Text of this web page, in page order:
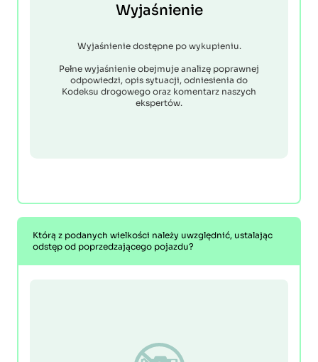
Wyjaśnienie
Wyjaśnienie dostępne po wykupieniu.
Pełne wyjaśnienie obejmuje analizę poprawnej
odpowiedzi, opis sytuacji, odniesienia do
Kodeksu drogowego oraz komentarz naszych
ekspertów.
Którą z podanych wielkości należy uwzględnić, ustalając
odstęp od poprzedzającego pojazdu?